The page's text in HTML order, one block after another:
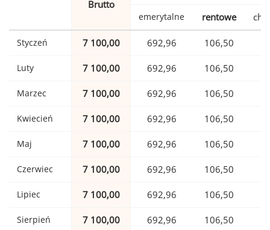
Brutto
emerytalne rentowe
Styczeń 7 100,00 692,96 106,50
Luty 7 100,00 692,96 106,50
Marzec 7 100,00 692,96 106,50
Kwiecień 7 100,00 692,96 106,50
Maj 7 100,00 692,96 106,50
Czerwiec 7 100,00 692,96 106,50
Lipiec 7 100,00 692,96 106,50
Sierpień 7 100,00 692,96 106,50